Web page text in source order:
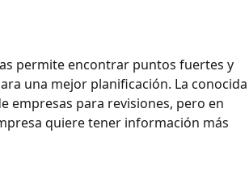
permite encontrar puntos fuertes y
una mejor planificación. La conocida
empresas para revisiones, pero en
quiere tener información más